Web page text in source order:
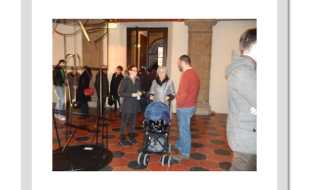
Giornali
New York - Riflessi
Fiume Niger